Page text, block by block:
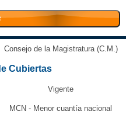
Consejo de la Magistratura (C.M.)
Cubiertas
Vigente
MCN - Menor cuantía nacional